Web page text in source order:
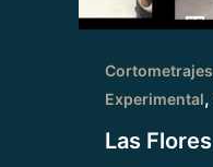
Cortometrajes
Experimental,
Las Flores